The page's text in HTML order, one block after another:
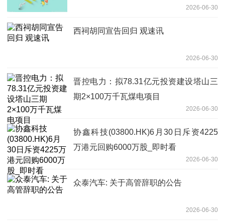
2026-06-30
西祠胡同宣告回归 观速讯
2026-06-30
晋控电力：拟78.31亿元投资建设塔山三
期2×100万千瓦煤电项目
2026-06-30
协鑫科技(03800.HK)6月30日斥资4225
万港元回购6000万股_即时看
2026-06-30
众泰汽车: 关于高管辞职的公告
2026-06-30